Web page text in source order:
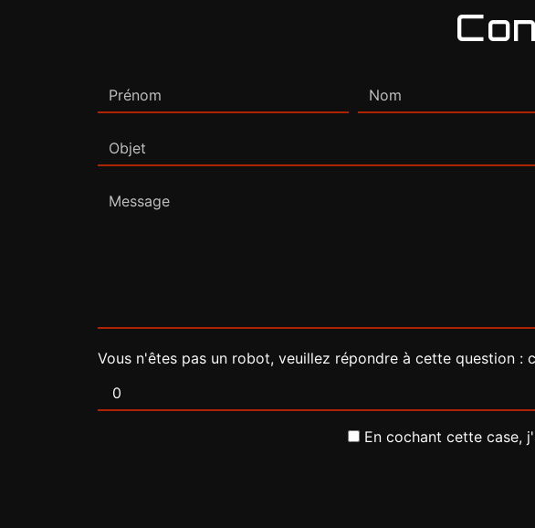
Vous n'êtes pas un robot, veuillez répondre à cette question :
En cochant cette case,